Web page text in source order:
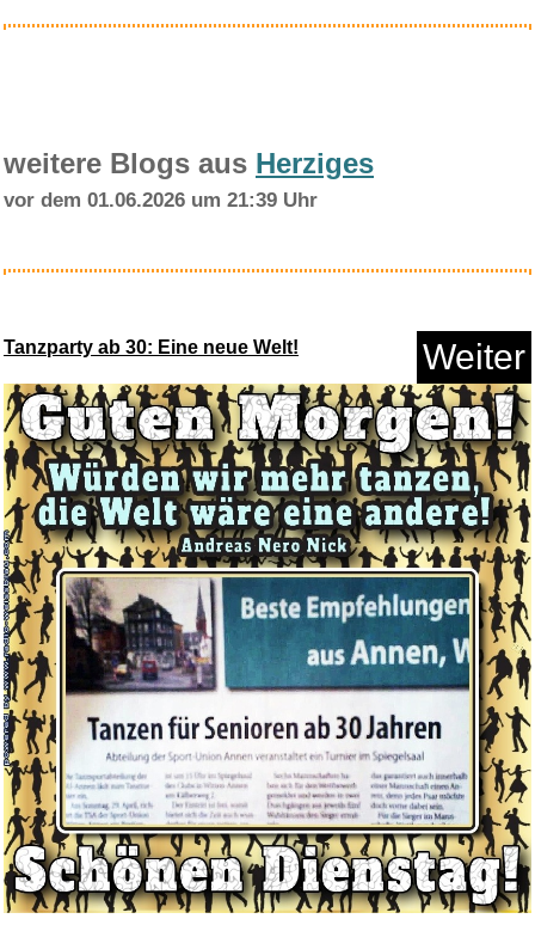
Anzeige
Netflix Geschenkkarte - Gutsch...
Anzeige
weitere Blogs aus Herziges
vor dem 01.06.2026 um 21:39 Uhr
Tanzparty ab 30: Eine neue Welt! Weiter